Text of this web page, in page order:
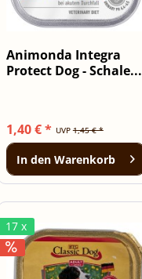
Animonda Integra
Protect Dog - Schale...
UVP1,45 € *
1,40 € *
In den Warenkorb
17 x